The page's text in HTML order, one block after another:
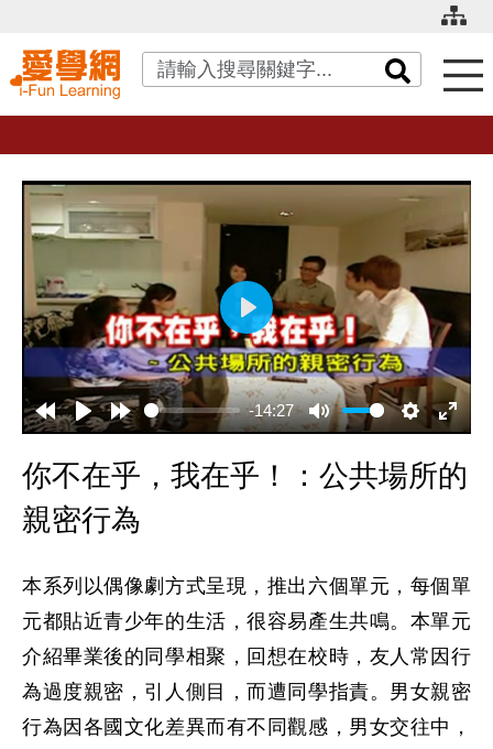
關鍵字搜尋
-14:27
播
放
你不在乎，我在乎！：公共場所的
親密行為
本系列以偶像劇方式呈現，推出六個單元，每個單
元都貼近青少年的生活，很容易產生共鳴。本單元
介紹畢業後的同學相聚，回想在校時，友人常因行
為過度親密，引人側目，而遭同學指責。男女親密
行為因各國文化差異而有不同觀感，男女交往中，